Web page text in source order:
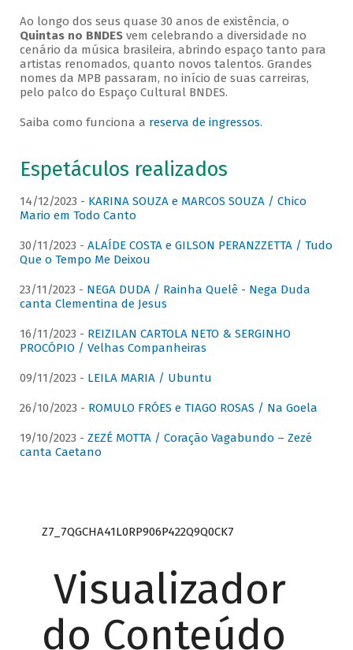
Ao longo dos seus quase 30 anos de existência, o
Quintas no BNDESvem celebrando a diversidade no
cenário da música brasileira, abrindo espaço tanto para
artistas renomados, quanto novos talentos. Grandes
nomes da MPB passaram, no início de suas carreiras,
pelo palco do Espaço Cultural BNDES.
Saiba como funciona a reserva de ingressos.
Espetáculos realizados
14/12/2023 - KARINA SOUZA e MARCOS SOUZA / Chico
Mario em Todo Canto
30/11/2023 - ALAÍDE COSTA e GILSON PERANZZETTA / Tudo
Que o Tempo Me Deixou
23/11/2023 - NEGA DUDA / Rainha Quelê - Nega Duda
canta Clementina de Jesus
16/11/2023 - REIZILAN CARTOLA NETO & SERGINHO
PROCÓPIO / Velhas Companheiras
09/11/2023 - LEILA MARIA / Ubuntu
26/10/2023 - ROMULO FRÓES e TIAGO ROSAS / Na Goela
19/10/2023 - ZEZÉ MOTTA / Coração Vagabundo – Zezé
canta Caetano
Z7_7QGCHA41L0RP906P422Q9Q0CK7
Visualizador
do Conteúdo